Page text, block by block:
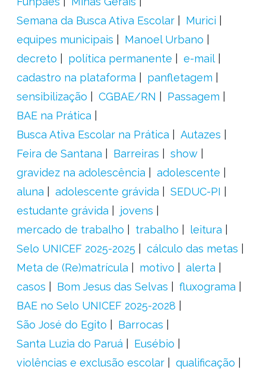
Semana da Busca Ativa Escolar
Murici
equipes municipais
Manoel Urbano
decreto
política permanente
e-mail
cadastro na plataforma
panfletagem
sensibilização
CGBAE/RN
Passagem
BAE na Prática
Busca Ativa Escolar na Prática
Autazes
Feira de Santana
Barreiras
show
gravidez na adolescência
adolescente
aluna
adolescente grávida
SEDUC-PI
estudante grávida
jovens
mercado de trabalho
trabalho
leitura
Selo UNICEF 2025-2025
cálculo das metas
Meta de (Re)matrícula
motivo
alerta
casos
Bom Jesus das Selvas
fluxograma
BAE no Selo UNICEF 2025-2028
São José do Egito
Barrocas
Santa Luzia do Paruá
Eusébio
violências e exclusão escolar
qualificação